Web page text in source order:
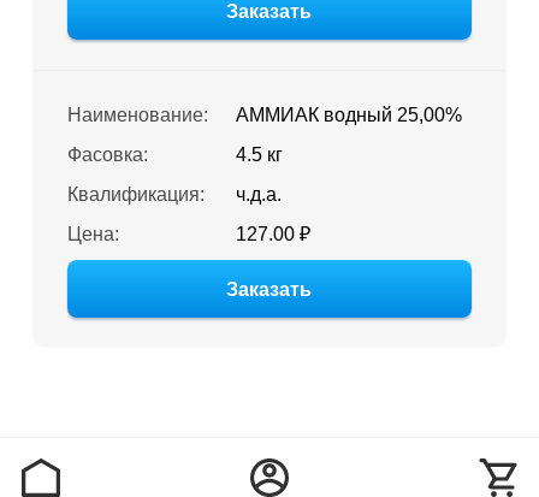
Заказать
Наименование:
АММИАК водный 25,00%
Фасовка:
4.5 кг
Квалификация:
ч.д.а.
Цена:
127.00 ₽
Заказать